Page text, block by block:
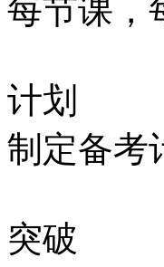
每节课，
计划
制定备考
突破